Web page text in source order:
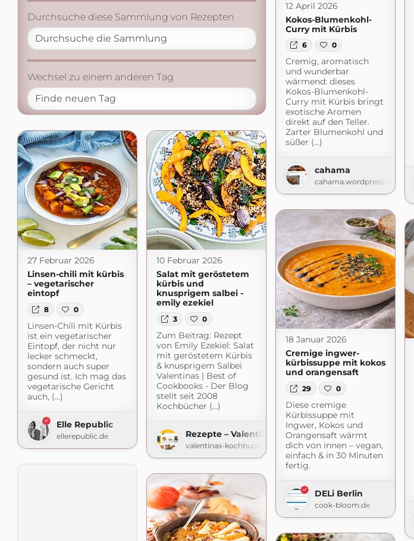
Durchsuche diese Sammlung von Rezepten
Wechsel zu einem anderen Tag
12 April 2026
Kokos-Blumenkohl-
Curry mit Kürbis
6 0
Cremig, aromatisch
und wunderbar
wärmend: dieses
Kokos-Blumenkohl-
Curry mit Kürbis bringt
exotische Aromen
direkt auf den Teller.
Zarter Blumenkohl und
süßer (...)
cahama
cahama.wordpress.com
27 Februar 2026
Linsen-chili mit kürbis
– vegetarischer
eintopf
8 0
Linsen-Chili mit Kürbis
ist ein vegetarischer
Eintopf, der nicht nur
lecker schmeckt,
sondern auch super
gesund ist. Ich mag das
vegetarische Gericht
auch, (...)
Elle Republic
ellerepublic.de
10 Februar 2026
Salat mit geröstetem
kürbis und
knusprigem salbei -
emily ezekiel
3 0
Zum Beitrag: Rezept
von Emily Ezekiel: Salat
mit geröstetem Kürbis
& knusprigem Salbei
Valentinas | Best of
Cookbooks - Der Blog
stellt seit 2008
Kochbücher (...)
Rezepte – Valentinas-Kochbuch.de
valentinas-kochbuch.de
18 Januar 2026
Cremige ingwer-
kürbissuppe mit kokos
und orangensaft
29 0
Diese cremige
Kürbissuppe mit
Ingwer, Kokos und
Orangensaft wärmt
dich von innen – vegan,
einfach & in 30 Minuten
fertig.
DELi Berlin
cook-bloom.de